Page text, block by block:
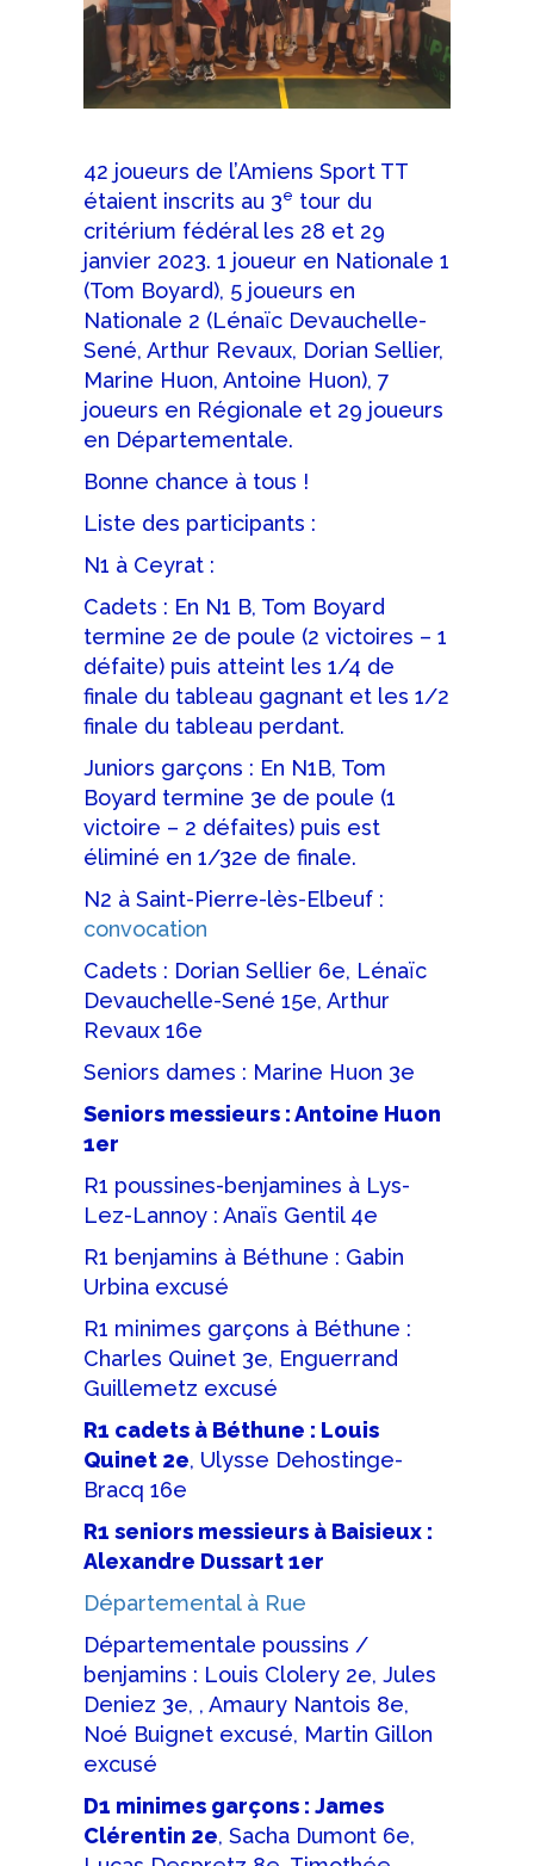
42 joueurs de l’Amiens Sport TT
étaient inscrits au 3e tour du
critérium fédéral les 28 et 29
janvier 2023. 1 joueur en Nationale 1
(Tom Boyard), 5 joueurs en
Nationale 2 (Lénaïc Devauchelle-
Sené, Arthur Revaux, Dorian Sellier,
Marine Huon, Antoine Huon), 7
joueurs en Régionale et 29 joueurs
en Départementale.
Bonne chance à tous !
Liste des participants :
N1 à Ceyrat :
Cadets : En N1 B, Tom Boyard
termine 2e de poule (2 victoires – 1
défaite) puis atteint les 1/4 de
finale du tableau gagnant et les 1/2
finale du tableau perdant.
Juniors garçons : En N1B, Tom
Boyard termine 3e de poule (1
victoire – 2 défaites) puis est
éliminé en 1/32e de finale.
N2 à Saint-Pierre-lès-Elbeuf :
convocation
Cadets : Dorian Sellier 6e, Lénaïc
Devauchelle-Sené 15e, Arthur
Revaux 16e
Seniors dames : Marine Huon 3e
Seniors messieurs : Antoine Huon
1er
R1 poussines-benjamines à Lys-
Lez-Lannoy : Anaïs Gentil 4e
R1 benjamins à Béthune : Gabin
Urbina excusé
R1 minimes garçons à Béthune :
Charles Quinet 3e, Enguerrand
Guillemetz excusé
R1 cadets à Béthune : Louis
Quinet 2e, Ulysse Dehostinge-
Bracq 16e
R1 seniors messieurs à Baisieux :
Alexandre Dussart 1er
Départemental à Rue
Départementale poussins /
benjamins : Louis Clolery 2e, Jules
Deniez 3e, , Amaury Nantois 8e,
Noé Buignet excusé, Martin Gillon
excusé
D1 minimes garçons : James
Clérentin 2e, Sacha Dumont 6e,